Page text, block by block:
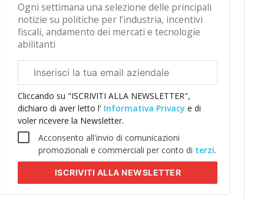
Ogni settimana una selezione delle principali
notizie su politiche per l’industria, incentivi
fiscali, andamento dei mercati e tecnologie
abilitanti
aziendale
Cliccando su "ISCRIVITI ALLA NEWSLETTER",
dichiaro di aver letto l' Informativa Privacye di
voler ricevere la Newsletter.
Acconsento all'invio di comunicazioni
promozionali e commerciali per conto di terzi.
ISCRIVITI ALLA NEWSLETTER